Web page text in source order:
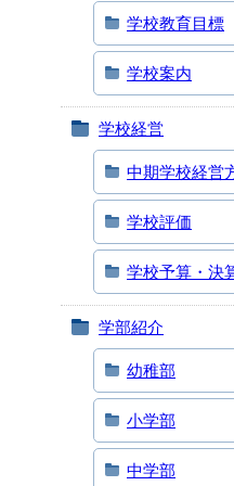
学校教育目標
学校案内
学校経営
中期学校経営
学校評価
学校予算・決
学部紹介
幼稚部
小学部
中学部